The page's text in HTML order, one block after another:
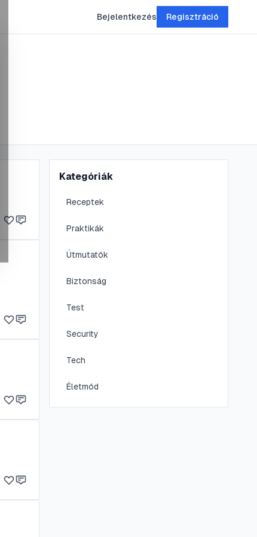
Bejelentkezés Regisztráció
Kategóriák
Receptek
Praktikák
Útmutatók
Biztonság
Test
Security
Tech
Életmód